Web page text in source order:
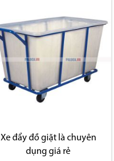
Xe đẩy đồ giặt là chuyên
dụng giá rẻ